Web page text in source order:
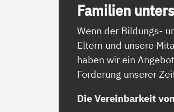
Fa­mi­li­en
Wenn der Bildungs-
Eltern und unsere
haben wir ein
Forderung unserer
Die Vereinbarkeit